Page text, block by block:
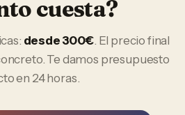
cuesta?
: desde 300€. El precio final
Te damos presupuesto
en 24 horas.